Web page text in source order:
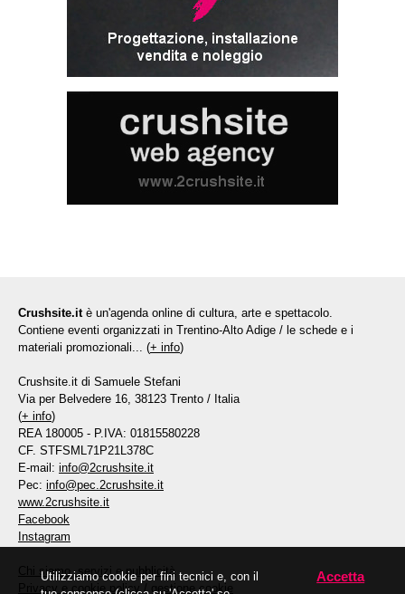
Crushsite.it è un'agenda online di cultura, arte e spettacolo.
Contiene eventi organizzati in Trentino-Alto Adige / le schede e i
materiali promozionali... (+ info)
Crushsite.it di Samuele Stefani
Via per Belvedere 16, 38123 Trento / Italia
(+ info)
REA 180005 - P.IVA: 01815580228
CF. STFSML71P21L378C
E-mail: info@2crushsite.it
Pec: info@pec.2crushsite.it
www.2crushsite.it
Facebook
Instagram
Chi siamo, servizi e pubblicità
Privacy e cookie policy/ gestione cookie
Utilizziamo cookie per fini tecnici e, con il
Accetta